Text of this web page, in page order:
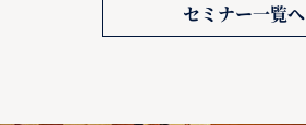
セミナー一覧へ